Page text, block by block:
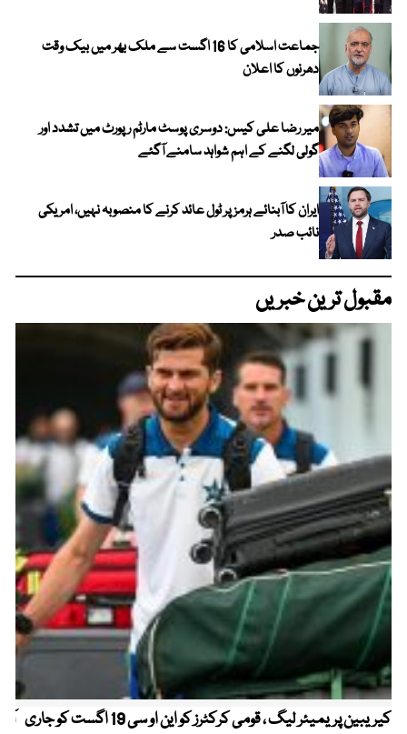
جماعت اسلامی کا 16 اگست سے ملک بھر میں بیک وقت
دھرنوں کا اعلان
میر رضا علی کیس: دوسری پوسٹ مارٹم رپورٹ میں تشدد اور
گولی لگنے کے اہم شواہد سامنے آگئے
ایران کا آبنائے ہرمز پر ٹول عائد کرنے کا منصوبہ نہیں، امریکی
نائب صدر
مقبول ترین خبریں
کیریبین پریمیئر لیگ ، قومی کرکٹرز کو این او سی 19 اگست کو جاری